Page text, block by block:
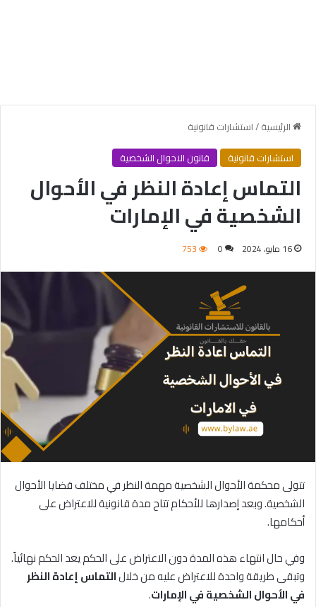
الرئيسية/استشارات قانونية
استشارات قانونية
قانون الاحوال الشخصية
التماس إعادة النظر في الأحوال
الشخصية في الإمارات
16 مايو، 2024 0
753
تتولى محكمة الأحوال الشخصية مهمة النظر في مختلف قضايا الأحوال
الشخصية. وبعد إصدارها للأحكام تتاح مدة قانونية للاعتراض على
أحكامها.
وفي حال انتهاء هذه المدة دون الاعتراض على الحكم يعد الحكم نهائياً.
وتبقى طريقة واحدة للاعتراض عليه من خلالالتماسإعادةالنظر
فيالأحوالالشخصيةفيالإمارات.